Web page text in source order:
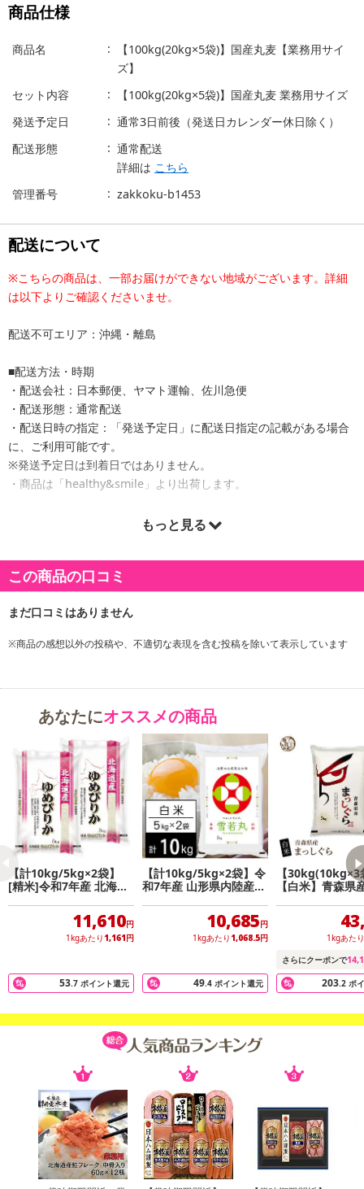
商品仕様
商品名
【100kg(20kg×5袋)】国産丸麦【業務用サイ
ズ】
セット内容
【100kg(20kg×5袋)】国産丸麦 業務用サイズ
発送予定日
通常3日前後（発送日カレンダー休日除く）
配送形態
通常配送
詳細は こちら
管理番号
zakkoku-b1453
配送について
※こちらの商品は、一部お届けができない地域がございます。詳細
は以下よりご確認くださいませ。
配送不可エリア：沖縄・離島
■配送方法・時期
・配送会社：日本郵便、ヤマト運輸、佐川急便
・配送形態：通常配送
・配送日時の指定：「発送予定日」に配送日指定の記載がある場合
に、ご利用可能です。
※発送予定日は到着日ではありません。
・商品は「healthy&smile」より出荷します。
もっと見る
この商品の口コミ
※商品の感想以外の投稿や、不適切な表現を含む投稿を除いて表示しています
あなたにオススメの商品
【計10kg/5kg×2袋】
[精米]令和7年産 北海道
産 ゆめぴりか 白米
11,610円
1kgあたり 1,161円
53.7 ポイント還元
【計10kg/5kg×2袋】令
和7年産 山形県内陸産
雪若丸 白米
10,685円
1kgあたり 1,068.5円
49.4 ポイント還元
【30kg(10kg×3
【白米】青森県
1kgあたり
さらにクーポンで
203.2 ポ